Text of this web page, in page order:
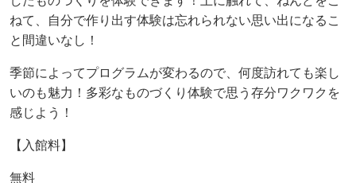
ねて、自分で作り出す体験は忘れられない思い出になるこ
と間違いなし！
季節によってプログラムが変わるので、何度訪れても楽し
いのも魅力！多彩なものづくり体験で思う存分ワクワクを
感じよう！
【入館料】
無料